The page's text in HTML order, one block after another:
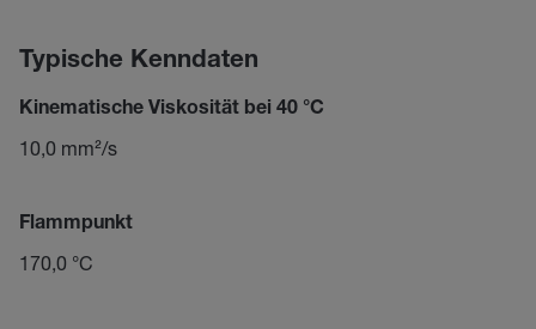
Typische Kenndaten
Kinematische Viskosität bei 40 °C
10,0 mm²/s
Flammpunkt
170,0 °C